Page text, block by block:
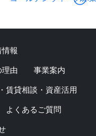
報
由
事業案内
賃貸相談・資産活用
よくあるご質問